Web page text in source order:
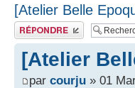
[Atelier Belle
Publier une réponse
[Atelier
par courju » 01